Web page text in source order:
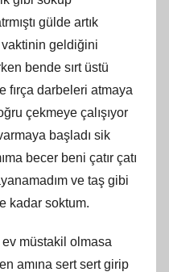
gülde artık
vaktinin geldiğini
bende sırt üstü
fırça darbeleri atmaya
çekmeye çalışıyor
başladı sik
becer beni çatır çatı
ve taş gibi
kadar soktum.
müstakil olmasa
amına sert sert girip